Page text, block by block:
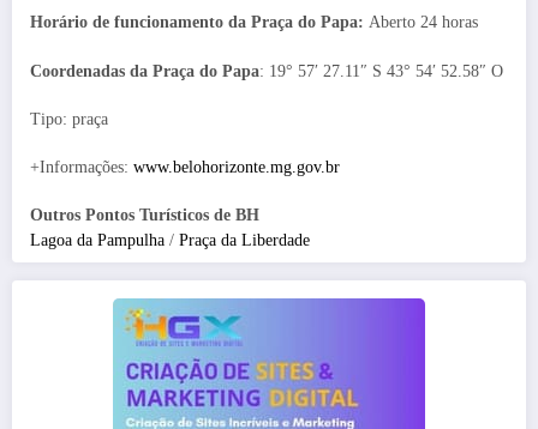
Horário de funcionamento da Praça do Papa: Aberto 24 horas
Coordenadas da Praça do Papa: 19° 57′ 27.11″ S 43° 54′ 52.58″ O
Tipo: praça
+Informações: www.belohorizonte.mg.gov.br
Outros Pontos Turísticos de BH
Lagoa da Pampulha / Praça da Liberdade